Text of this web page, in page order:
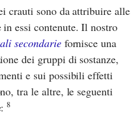
crauti sono da attribuire alle
in essi contenute. Il nostro
secondariefornisce una
dei gruppi di sostanze,
e sui possibili effetti
tra le altre, le seguenti
8